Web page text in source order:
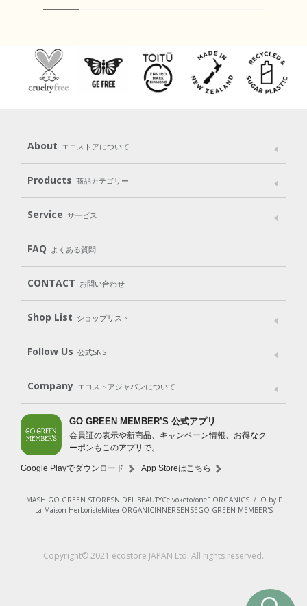
About エコストアについて
メッセージ ブランドストーリー
パッケージへのこだわり
動物実験をしない
Products 商品カテゴリー
Laundry
Cleaning Baby Kids
Body（ボディ） Hair（ヘア） Oral care（オーラルケア）
Goods （グッズ）
Gift set
Service サービス
User Guide
Subscription（定期便）
FAQ よくある質問
CONTACT お問い合わせ
Shop List ショップリスト
Shop List
Follow Us 公式SNS
LINE＠ Instagram Facebook
Company エコストアジャパンについて
会社案内 ご利用規約
プライバシーポリシー
特定商取引法に基づく表示
免責事項
法人会員サービス
New Zealand Site
GO GREEN MEMBER’S 公式アプリ
会員証の表示や新商品、キャンペーン情報、お得なク
ーポンもこのアプリで。
Google Playでダウンロード App Storeはこちら
MASH GO GREEN STORESNIDEL BEAUTYCelvoketo/oneF ORGANICS/ O by F
La Maison HerboristeMitea ORGANICINNERSENSEGO GREEN MEMBER'S
Copyright© 2021 ecostore JAPAN Ltd. All rights reserved.